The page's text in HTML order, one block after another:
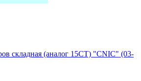
складная (аналог 15СТ) "CNIC" (03-